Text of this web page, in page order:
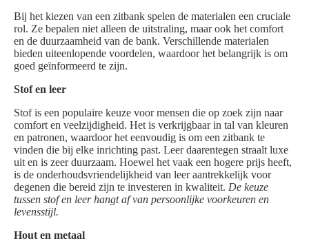
Bij het kiezen van een zitbank spelen de materialen een cruciale
rol. Ze bepalen niet alleen de uitstraling, maar ook het comfort
en de duurzaamheid van de bank. Verschillende materialen
bieden uiteenlopende voordelen, waardoor het belangrijk is om
goed geïnformeerd te zijn.
Stof en leer
Stof is een populaire keuze voor mensen die op zoek zijn naar
comfort en veelzijdigheid. Het is verkrijgbaar in tal van kleuren
en patronen, waardoor het eenvoudig is om een zitbank te
vinden die bij elke inrichting past. Leer daarentegen straalt luxe
uit en is zeer duurzaam. Hoewel het vaak een hogere prijs heeft,
is de onderhoudsvriendelijkheid van leer aantrekkelijk voor
degenen die bereid zijn te investeren in kwaliteit. De keuze
tussen stof en leer hangt af van persoonlijke voorkeuren en
levensstijl.
Hout en metaal